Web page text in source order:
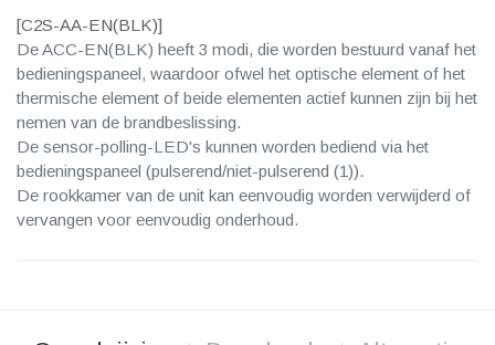
[C2S-AA-EN(BLK)]
De ACC-EN(BLK) heeft 3 modi, die worden bestuurd vanaf het
bedieningspaneel, waardoor ofwel het optische element of het
thermische element of beide elementen actief kunnen zijn bij het
nemen van de brandbeslissing.
De sensor-polling-LED's kunnen worden bediend via het
bedieningspaneel (pulserend/niet-pulserend (1)).
De rookkamer van de unit kan eenvoudig worden verwijderd of
vervangen voor eenvoudig onderhoud.